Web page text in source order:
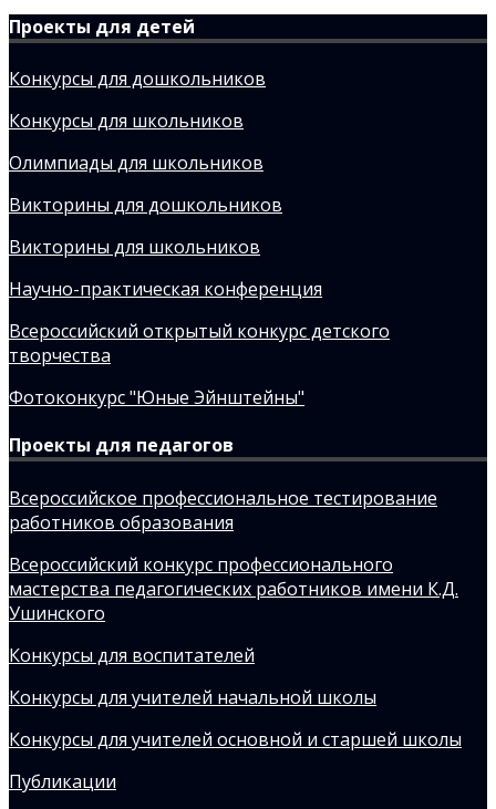
Проекты для детей
Конкурсы для дошкольников
Конкурсы для школьников
Олимпиады для школьников
Викторины для дошкольников
Викторины для школьников
Научно-практическая конференция
Всероссийский открытый конкурс детского
творчества
Фотоконкурс "Юные Эйнштейны"
Проекты для педагогов
Всероссийское профессиональное тестирование
работников образования
Всероссийский конкурс профессионального
мастерства педагогических работников имени К.Д.
Ушинского
Конкурсы для воспитателей
Конкурсы для учителей начальной школы
Конкурсы для учителей основной и старшей школы
Публикации